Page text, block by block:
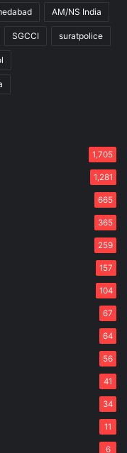
AM/NS India
SGCCI suratpolice
1,705
1,281
665
365
259
157
104
67
64
56
41
34
11
6